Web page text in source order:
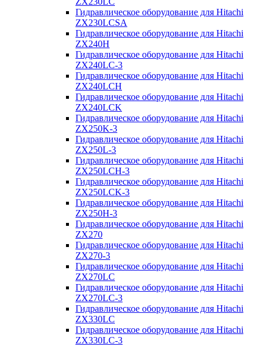
Гидравлическое оборудование для Hitachi
ZX230LCSA
Гидравлическое оборудование для Hitachi
ZX240H
Гидравлическое оборудование для Hitachi
ZX240LC-3
Гидравлическое оборудование для Hitachi
ZX240LCH
Гидравлическое оборудование для Hitachi
ZX240LCK
Гидравлическое оборудование для Hitachi
ZX250K-3
Гидравлическое оборудование для Hitachi
ZX250L-3
Гидравлическое оборудование для Hitachi
ZX250LCH-3
Гидравлическое оборудование для Hitachi
ZX250LCK-3
Гидравлическое оборудование для Hitachi
ZX250Н-3
Гидравлическое оборудование для Hitachi
ZX270
Гидравлическое оборудование для Hitachi
ZX270-3
Гидравлическое оборудование для Hitachi
ZX270LC
Гидравлическое оборудование для Hitachi
ZX270LC-3
Гидравлическое оборудование для Hitachi
ZX330LC
Гидравлическое оборудование для Hitachi
ZX330LC-3